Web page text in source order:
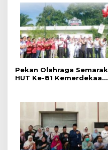
Pekan Olahraga Semarak
HUT Ke-81 Kemerdekaan
Pegawai